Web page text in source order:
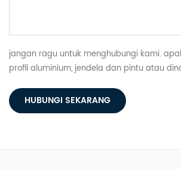
jangan ragu untuk menghubungi kami.
profil aluminium, jendela dan pintu atau
HUBUNGI SEKARANG